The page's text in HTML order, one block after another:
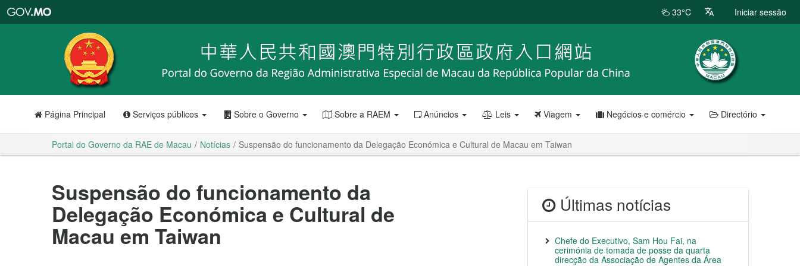
RAE
de
Macau
33°C Iniciar sessão
Página Principal Serviços públicos Sobre o Governo Sobre a RAEM Anúncios Leis Viagem Negócios e comércio Directório
Portal do Governo da RAE de Macau Notícias Suspensão do funcionamento da Delegação Económica e Cultural de Macau em Taiwan
Suspensão do funcionamento da
Delegação Económica e Cultural de
Macau em Taiwan
Últimas notícias
Chefe do Executivo, Sam Hou Fai, na
cerimónia de tomada de posse da quarta
direcção da Associação de Agentes da Área